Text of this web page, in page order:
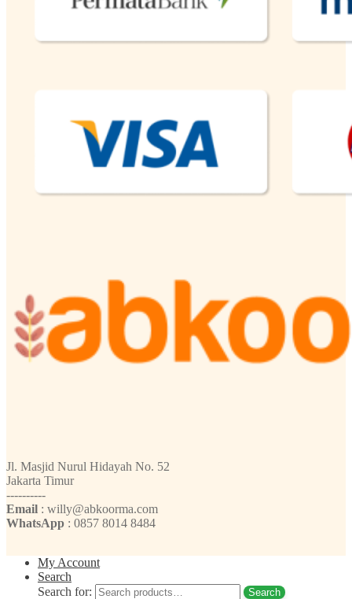
Jl. Masjid Nurul Hidayah No. 52
Jakarta Timur
----------
Email : willy@abkoorma.com
WhatsApp : 0857 8014 8484
My Account
Search
Search for:
Search